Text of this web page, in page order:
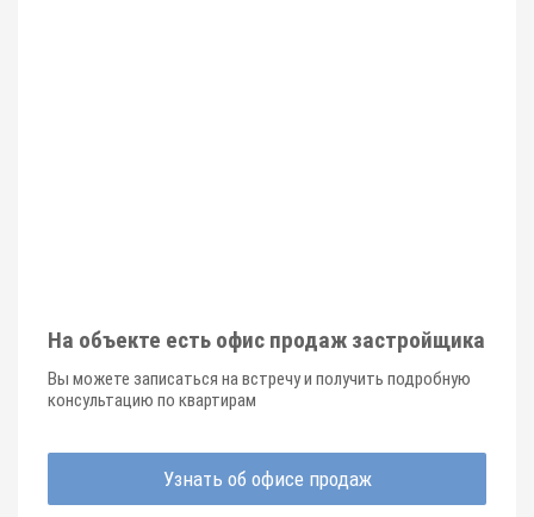
На объекте есть офис продаж застройщика
Вы можете записаться на встречу и получить подробную
консультацию по квартирам
Узнать об офисе продаж